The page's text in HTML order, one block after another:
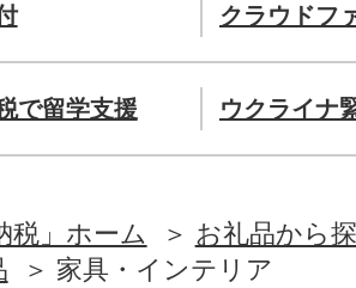
クラウドフ
で留学支援 ウクライナ
税」ホーム
お礼品から
家具・インテリア